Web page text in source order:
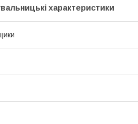
характеристики